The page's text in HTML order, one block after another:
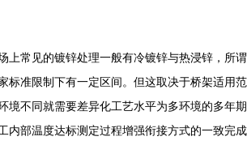
上常见的镀锌处理一般有冷镀锌与热浸锌，所谓
标准限制下有一定区间。但这取决于桥架适用范
不同就需要差异化工艺水平为多环境的多年期
内部温度达标测定过程增强衔接方式的一致完成